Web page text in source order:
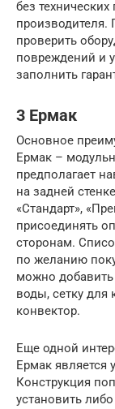
без
производителя.
проверить
повреждений и
заполнить
3 Ермак
Основное
Ермак –
предполагает
на задней
«Стандарт»,
присоединять
сторонам.
по желанию
можно
воды, сетку для
конвектор.
Еще одной
Ермак является
Конструкция
установить